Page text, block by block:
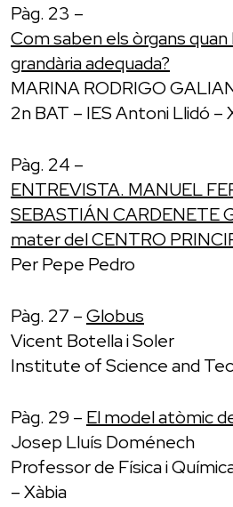
Pàg. 23 –
Com saben els òrgans quan
grandària adequada?
MARINA RODRIGO
2n BAT – IES Antoni Llidó –
Pàg. 24 –
ENTREVISTA. MANUEL
SEBASTIÁN CARDENETE
mater del CENTRO
Per Pepe Pedro
Pàg. 27 –Globus
Vicent Botella i Soler
Institute of Science and
Pàg. 29 – El model atòmic
Josep Lluís Doménech
Professor de Física i
– Xàbia